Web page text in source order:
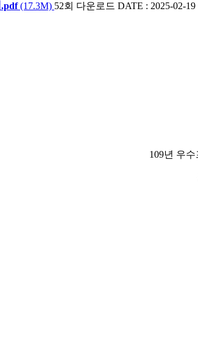
(17.3M) 52회 다운로드 DATE : 2025-02-19
109년 우